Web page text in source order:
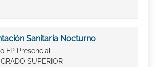
Sanitaria Nocturno
FP Presencial
SUPERIOR